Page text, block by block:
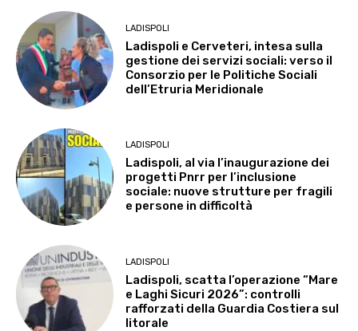
LADISPOLI
Ladispoli e Cerveteri, intesa sulla
gestione dei servizi sociali: verso il
Consorzio per le Politiche Sociali
dell’Etruria Meridionale
LADISPOLI
Ladispoli, al via l’inaugurazione dei
progetti Pnrr per l’inclusione
sociale: nuove strutture per fragili
e persone in difficoltà
LADISPOLI
Ladispoli, scatta l’operazione “Mare
e Laghi Sicuri 2026”: controlli
rafforzati della Guardia Costiera sul
litorale